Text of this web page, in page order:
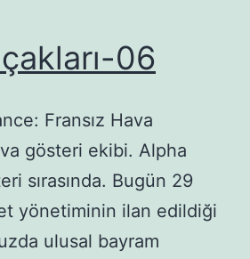
06
Fransız Hava
gösteri ekibi. Alpha
sırasında. Bugün 29
yönetiminin ilan edildiği
ulusal bayram